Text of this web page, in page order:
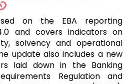
on the EBA reporting
and covers indicators on
solvency and operational
update also includes a new
laid down in the Banking
Regulation and